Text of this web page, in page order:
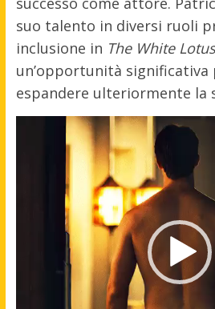
suo talento in diversi ruoli
inclusione in The White Lotus
un’opportunità significativa
espandere ulteriormente la